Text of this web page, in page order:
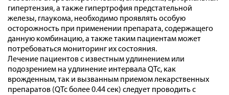
гипертензия, а также гипертрофия предстательной
железы, глаукома, необходимо проявлять особую
осторожность при применении препарата, содержащего
данную комбинацию, а также таким пациентам может
потребоваться мониторинг их состояния.
Лечение пациентов с известным удлинением или
подозрением на удлинение интервала QTc, как
врожденным, так и вызванным приемом лекарственных
препаратов (QTc более 0.44 сек) следует проводить с